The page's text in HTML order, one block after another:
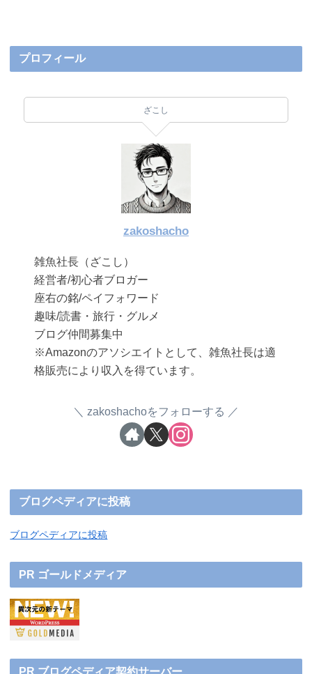
プロフィール
ざこし
zakoshacho
雑魚社長（ざこし）
経営者/初心者ブロガー
座右の銘/ペイフォワード
趣味/読書・旅行・グルメ
ブログ仲間募集中
※Amazonのアソシエイトとして、雑魚社長は適
格販売により収入を得ています。
zakoshachoをフォローする
ブログペディアに投稿
ブログペディアに投稿
PR ゴールドメディア
PR ブログペディア契約サーバー